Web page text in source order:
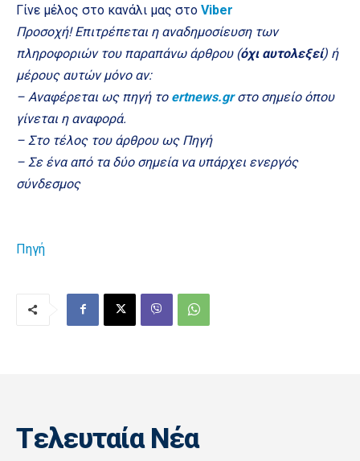
Γίνε μέλος στο κανάλι μας στο Viber
Προσοχή! Επιτρέπεται η αναδημοσίευση των
πληροφοριών του παραπάνω άρθρου (όχι αυτολεξεί) ή
μέρους αυτών μόνο αν:
– Αναφέρεται ως πηγή το ertnews.gr στο σημείο όπου
γίνεται η αναφορά.
– Στο τέλος του άρθρου ως Πηγή
– Σε ένα από τα δύο σημεία να υπάρχει ενεργός
σύνδεσμος
Πηγή
Tελευταία Nέα